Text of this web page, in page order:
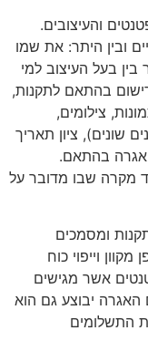
והעיצובים.
ובין היתר: את שמו
בעל העיצוב למי
בהתאם לתקנות,
צילומים,
שונים), ציון תאריך
אגרה בהתאם.
מקרה שבו מדובר על
ומסמכים
וייפוי כוח
אשר מגישים
יבוצע גם הוא
התשלומים